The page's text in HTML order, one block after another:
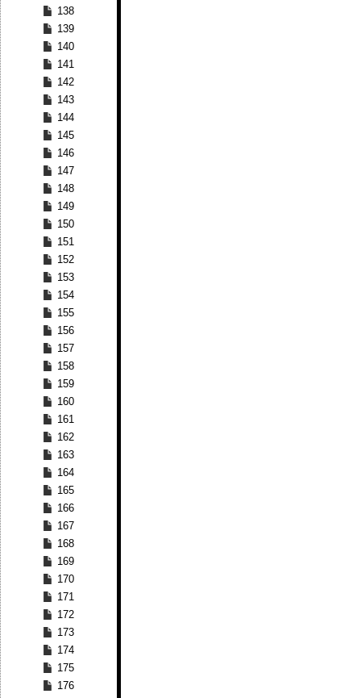
138
139
140
141
142
143
144
145
146
147
148
149
150
151
152
153
154
155
156
157
158
159
160
161
162
163
164
165
166
167
168
169
170
171
172
173
174
175
176